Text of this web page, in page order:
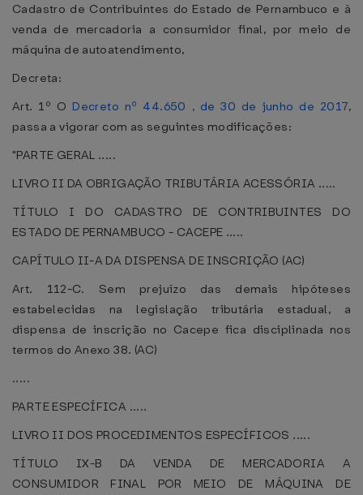
Cadastro de Contribuintes do Estado de Pernambuco e à
venda de mercadoria a consumidor final, por meio de
máquina de autoatendimento,
Decreta:
Art. 1º O Decreto nº 44.650 , de 30 de junho de 2017,
passa a vigorar com as seguintes modificações:
"PARTE GERAL .....
LIVRO II DA OBRIGAÇÃO TRIBUTÁRIA ACESSÓRIA .....
TÍTULO I DO CADASTRO DE CONTRIBUINTES DO
ESTADO DE PERNAMBUCO - CACEPE .....
CAPÍTULO II-A DA DISPENSA DE INSCRIÇÃO (AC)
Art. 112-C. Sem prejuízo das demais hipóteses
estabelecidas na legislação tributária estadual, a
dispensa de inscrição no Cacepe fica disciplinada nos
termos do Anexo 38. (AC)
.....
PARTE ESPECÍFICA .....
LIVRO II DOS PROCEDIMENTOS ESPECÍFICOS .....
TÍTULO IX-B DA VENDA DE MERCADORIA A
CONSUMIDOR FINAL POR MEIO DE MÁQUINA DE